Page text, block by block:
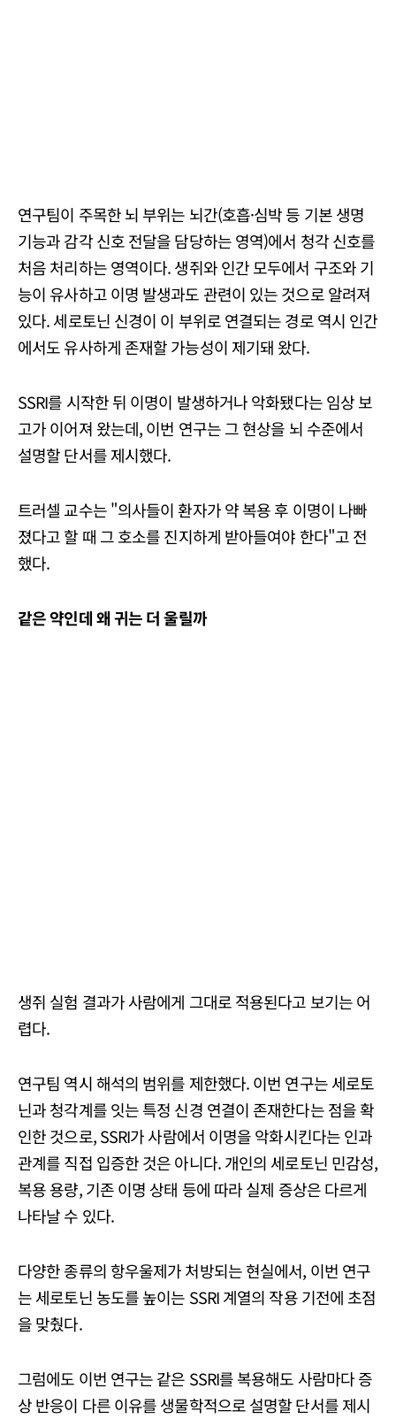
연구팀이 주목한 뇌 부위는 뇌간(호흡·심박 등 기본 생명
기능과 감각 신호 전달을 담당하는 영역)에서 청각 신호를
처음 처리하는 영역이다. 생쥐와 인간 모두에서 구조와 기
능이 유사하고 이명 발생과도 관련이 있는 것으로 알려져
있다. 세로토닌 신경이 이 부위로 연결되는 경로 역시 인간
에서도 유사하게 존재할 가능성이 제기돼 왔다.
SSRI를 시작한 뒤 이명이 발생하거나 악화됐다는 임상 보
고가 이어져 왔는데, 이번 연구는 그 현상을 뇌 수준에서
설명할 단서를 제시했다.
트러셀 교수는 "의사들이 환자가 약 복용 후 이명이 나빠
졌다고 할 때 그 호소를 진지하게 받아들여야 한다"고 전
했다.
같은 약인데 왜 귀는 더 울릴까
생쥐 실험 결과가 사람에게 그대로 적용된다고 보기는 어
렵다.
연구팀 역시 해석의 범위를 제한했다. 이번 연구는 세로토
닌과 청각계를 잇는 특정 신경 연결이 존재한다는 점을 확
인한 것으로, SSRI가 사람에서 이명을 악화시킨다는 인과
관계를 직접 입증한 것은 아니다. 개인의 세로토닌 민감성,
복용 용량, 기존 이명 상태 등에 따라 실제 증상은 다르게
나타날 수 있다.
다양한 종류의 항우울제가 처방되는 현실에서, 이번 연구
는 세로토닌 농도를 높이는 SSRI 계열의 작용 기전에 초점
을 맞췄다.
그럼에도 이번 연구는 같은 SSRI를 복용해도 사람마다 증
상 반응이 다른 이유를 생물학적으로 설명할 단서를 제시